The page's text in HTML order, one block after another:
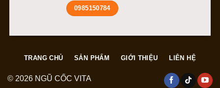
0985150784
© 2026 NGŨ CỐC VITA
TRANG CHỦ SẢN PHẨM GIỚI THIỆU LIÊN HỆ